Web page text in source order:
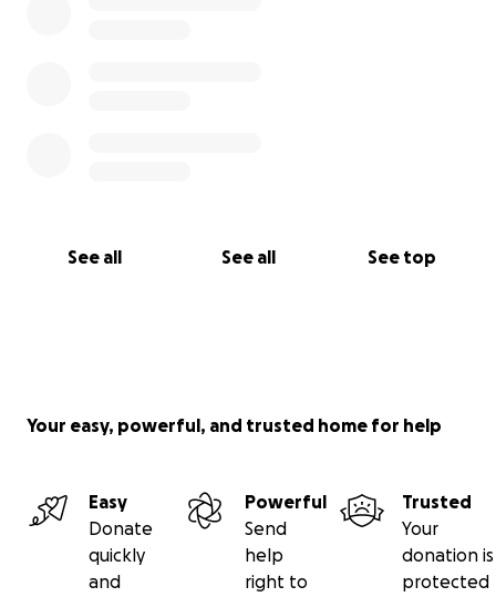
See all See all See top
esperanza!
Your easy, powerful, and trusted home for help
Easy
Donate
quickly
and
Powerful
Send
help
right to
Trusted
Your
donation is
protected